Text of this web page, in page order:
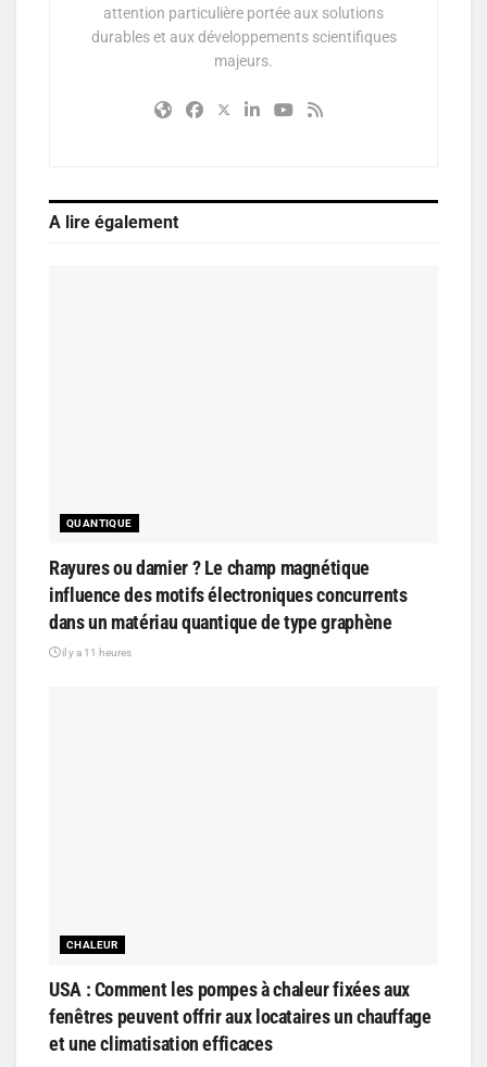
attention particulière portée aux solutions
durables et aux développements scientifiques
majeurs.
A lire également
QUANTIQUE
Rayures ou damier ? Le champ magnétique
influence des motifs électroniques concurrents
dans un matériau quantique de type graphène
il y a 11 heures
CHALEUR
USA : Comment les pompes à chaleur fixées aux
fenêtres peuvent offrir aux locataires un chauffage
et une climatisation efficaces